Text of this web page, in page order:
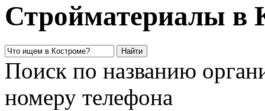
Стройматериалы в
Поиск по названию
номеру телефона